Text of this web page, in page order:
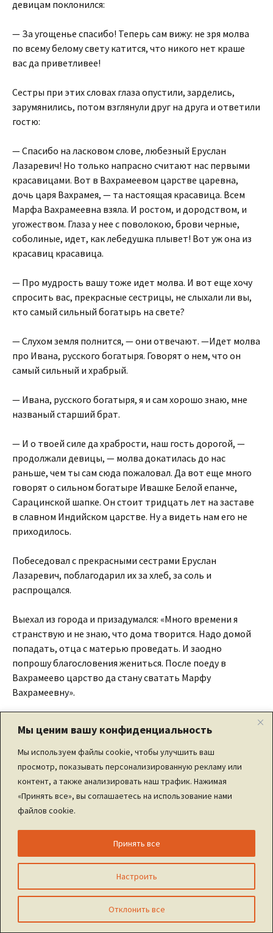
Мы ценим вашу конфиденциальность
Мы используем файлы cookie, чтобы улучшить ваш
просмотр, показывать персонализированную рекламу или
контент, а также анализировать наш трафик. Нажимая
«Принять все», вы соглашаетесь на использование нами
файлов cookie.
Настроить
Отклонить все
Принять все
девицам поклонился:
— За угощенье спасибо! Теперь сам вижу: не зря молва
по всему белому свету катится, что никого нет краше
вас да приветливее!
Сестры при этих словах глаза опустили, зарделись,
зарумянились, потом взглянули друг на друга и ответили
гостю:
— Спасибо на ласковом слове, любезный Еруслан
Лазаревич! Но только напрасно считают нас первыми
красавицами. Вот в Вахрамеевом царстве царевна,
дочь царя Вахрамея, — та настоящая красавица. Всем
Марфа Вахрамеевна взяла. И ростом, и дородством, и
угожеством. Глаза у нее с поволокою, брови черные,
соболиные, идет, как лебедушка плывет! Вот уж она из
красавиц красавица.
— Про мудрость вашу тоже идет молва. И вот еще хочу
спросить вас, прекрасные сестрицы, не слыхали ли вы,
кто самый сильный богатырь на свете?
— Слухом земля полнится, — они отвечают. —Идет молва
про Ивана, русского богатыря. Говорят о нем, что он
самый сильный и храбрый.
— Ивана, русского богатыря, я и сам хорошо знаю, мне
названый старший брат.
— И о твоей силе да храбрости, наш гость дорогой, —
продолжали девицы, — молва докатилась до нас
раньше, чем ты сам сюда пожаловал. Да вот еще много
говорят о сильном богатыре Ивашке Белой епанче,
Сарацинской шапке. Он стоит тридцать лет на заставе
в славном Индийском царстве. Ну а видеть нам его не
приходилось.
Побеседовал с прекрасными сестрами Еруслан
Лазаревич, поблагодарил их за хлеб, за соль и
распрощался.
Выехал из города и призадумался: «Много времени я
странствую и не знаю, что дома творится. Надо домой
попадать, отца с матерью проведать. И заодно
попрошу благословения жениться. После поеду в
Вахрамеево царство да стану сватать Марфу
Вахрамеевну».
королевство.
Едет Еруслан Лазаревич и едет: день да ночь — сутки
прочь. Как Орош Вещий отощает, тогда расседлает,
разнуздает коня, покормит и сам отдохнет, а потом с
новыми силами путь продолжает. И вот стал к родным
скоро увидал вдали стольный город Картаусова
королевства. Въехал на пригорок, смотрит и глазам не
верит. Вокруг города чьих-то войск видимо-невидимо.
Город со всех сторон войсками окружен. Конники скачут
на борзых конях, а пешие к городским воротам
подступают. «Что тут деется?» — подумал он. Только
успел с холма спуститься, встретился ему Фрол-